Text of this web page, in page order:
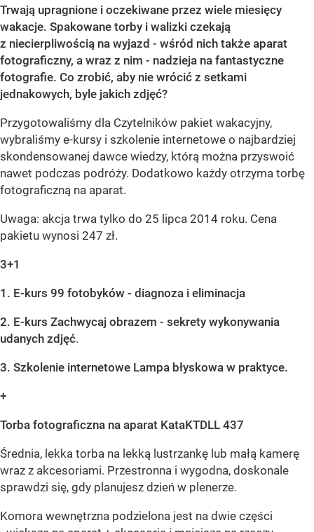
Trwają upragnione i oczekiwane przez wiele miesięcy
wakacje. Spakowane torby i walizki czekają
z niecierpliwością na wyjazd - wśród nich także aparat
fotograficzny, a wraz z nim - nadzieja na fantastyczne
fotografie. Co zrobić, aby nie wrócić z setkami
jednakowych, byle jakich zdjęć?
Przygotowaliśmy dla Czytelników pakiet wakacyjny,
wybraliśmy e-kursy i szkolenie internetowe o najbardziej
skondensowanej dawce wiedzy, którą można przyswoić
nawet podczas podróży. Dodatkowo każdy otrzyma torbę
fotograficzną na aparat.
Uwaga: akcja trwa tylko do 25 lipca 2014 roku. Cena
pakietu wynosi 247 zł.
3+1
1. E-kurs 99 fotobyków - diagnoza i eliminacja
2. E-kurs Zachwycaj obrazem - sekrety wykonywania
udanych zdjęć.
3. Szkolenie internetowe Lampa błyskowa w praktyce.
+
Torba fotograficzna na aparat KataKTDLL 437
Średnia, lekka torba na lekką lustrzankę lub małą kamerę
wraz z akcesoriami. Przestronna i wygodna, doskonale
sprawdzi się, gdy planujesz dzień w plenerze.
Komora wewnętrzna podzielona jest na dwie części